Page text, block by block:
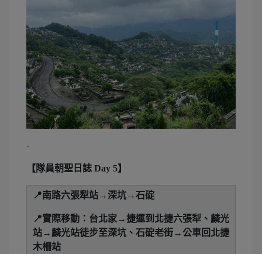
-
【隊員朝聖日誌 Day 5】
📍南路六張犁站→深坑→石碇
📍實際移動：台北家→捷運到北捷六張犁、麟光
站→麟光站徒步至深坑、石碇老街→公車回北捷
木柵站